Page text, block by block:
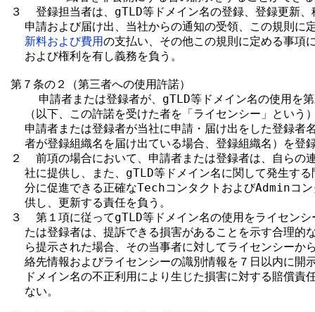
３  登録担当者は、gTLD等ドメイン名の登録、登録更新、
申請および届け出、当社からの通知の受領、この規則に
新料および費用の支払い、その他この規則に定める事項
  および権利を有し義務を負う。
第７条の２（第三者への使用許諾）
申請者または登録者が、gTLD等ドメイン名の使用を
（以下、この許諾を受けた者を「ライセンシー」という
申請者または登録者が当社に申請・届け出をした登録者
者が登録組織名を届け出ている場合、登録組織名）を登
２  前項の場合において、申請者または登録者は、自らの
社に提供し、また、gTLD等ドメイン名に関して発生する
分に促進できる正確なTechコンタクトおよびAdminコン
  供し、更新する責任を負う。
３  第１項に従ってgTLD等ドメイン名の使用をライセンシ
たは登録者は、提訴できる損害があることを示す合理的
ら提示された場合、その当事者に対してライセンシーか
絡先情報およびライセンシーの識別情報を７日以内に開
ドメイン名の不正利用により生じた損害に対する賠償責
  ない。